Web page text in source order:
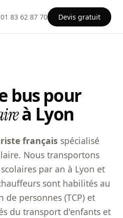
83 62 87 70 Devis gratuit
bus pour
à Lyon
français spécialisé
Nous transportons
par an à Lyon et
sont habilités au
personnes (TCP) et
du transport d'enfants et